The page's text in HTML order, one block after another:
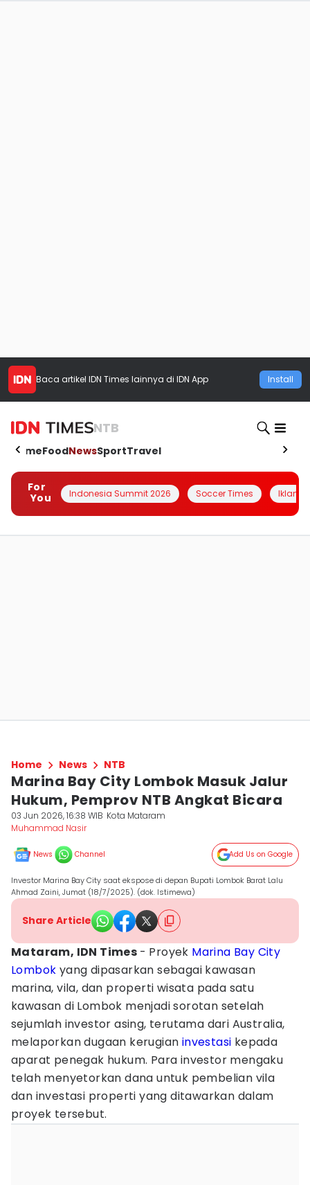
Baca artikel IDN Times lainnya di IDN App Install
NTB
HomeFoodNewsSportTravel
For
You
Indonesia Summit 2026 Soccer Times Iklanin
Home News NTB
Marina Bay City Lombok Masuk Jalur
Hukum, Pemprov NTB Angkat Bicara
03 Jun 2026, 16:38 WIB Kota Mataram
Muhammad Nasir
News Channel Add Us on Google
Investor Marina Bay City saat ekspose di depan Bupati Lombok Barat Lalu
Ahmad Zaini, Jumat (18/7/2025). (dok. Istimewa)
Share Article
Mataram, IDN Times - Proyek Marina Bay City
Lombok yang dipasarkan sebagai kawasan
marina, vila, dan properti wisata pada satu
kawasan di Lombok menjadi sorotan setelah
sejumlah investor asing, terutama dari Australia,
melaporkan dugaan kerugian investasi kepada
aparat penegak hukum. Para investor mengaku
telah menyetorkan dana untuk pembelian vila
dan investasi properti yang ditawarkan dalam
proyek tersebut.